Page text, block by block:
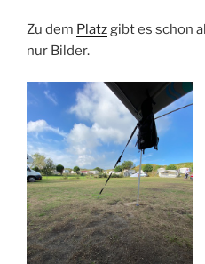
Zu dem Platzgibt es schon
nur Bilder.